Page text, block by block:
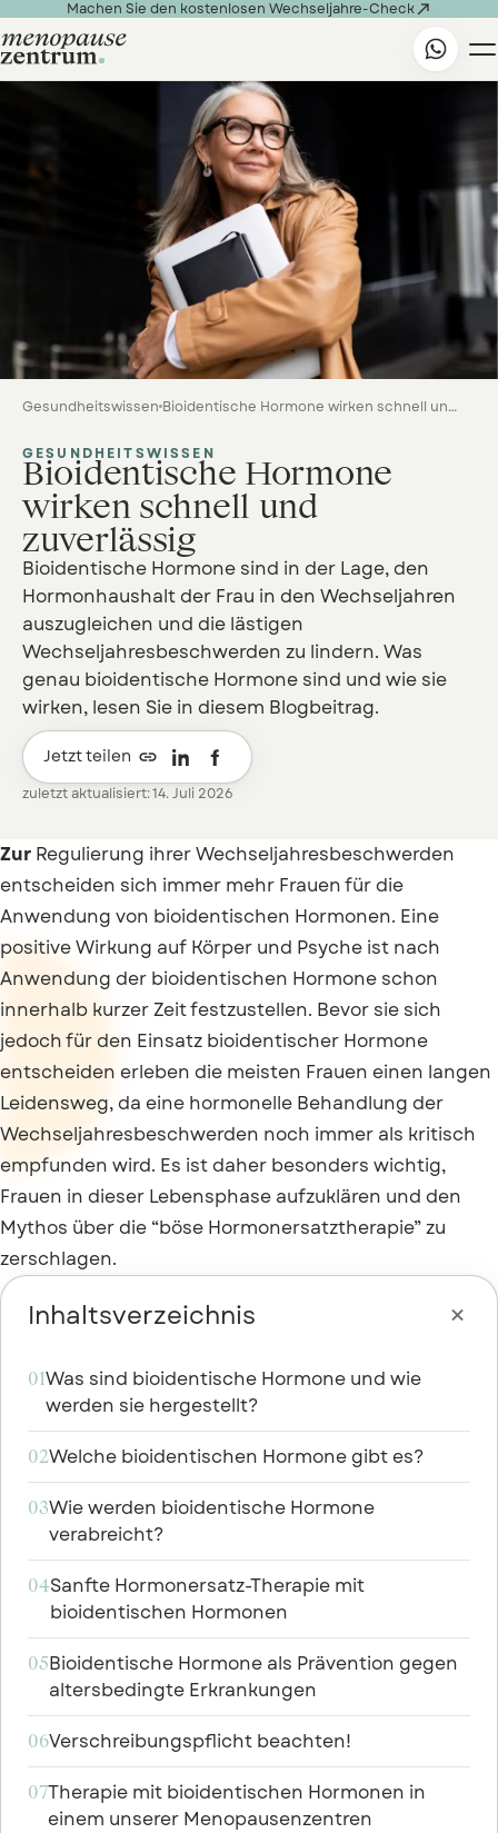
Machen Sie den kostenlosen Wechseljahre-Check
Gesundheitswissen Bioidentische Hormone wirken schnell und zuverlässig
GESUNDHEITSWISSEN
Bioidentische Hormone
wirken schnell und
zuverlässig
Bioidentische Hormone sind in der Lage, den
Hormonhaushalt der Frau in den Wechseljahren
auszugleichen und die lästigen
Wechseljahresbeschwerden zu lindern. Was
genau bioidentische Hormone sind und wie sie
wirken, lesen Sie in diesem Blogbeitrag.
Jetzt teilen 
zuletzt aktualisiert: 14. Juli 2026
Zur Regulierung ihrer Wechseljahresbeschwerden
entscheiden sich immer mehr Frauen für die
Anwendung von bioidentischen Hormonen. Eine
positive Wirkung auf Körper und Psyche ist nach
Anwendung der bioidentischen Hormone schon
innerhalb kurzer Zeit festzustellen. Bevor sie sich
jedoch für den Einsatz bioidentischer Hormone
entscheiden erleben die meisten Frauen einen langen
Leidensweg, da eine hormonelle Behandlung der
Wechseljahresbeschwerden noch immer als kritisch
empfunden wird. Es ist daher besonders wichtig,
Frauen in dieser Lebensphase aufzuklären und den
Mythos über die “böse Hormonersatztherapie” zu
zerschlagen.
Inhaltsverzeichnis 
01Was sind bioidentische Hormone und wie
werden sie hergestellt?
02Welche bioidentischen Hormone gibt es?
03Wie werden bioidentische Hormone
verabreicht?
04Sanfte Hormonersatz-Therapie mit
bioidentischen Hormonen
05Bioidentische Hormone als Prävention gegen
altersbedingte Erkrankungen
06Verschreibungspflicht beachten!
07Therapie mit bioidentischen Hormonen in
einem unserer Menopausenzentren